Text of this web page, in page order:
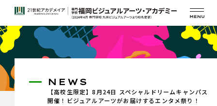
【高校生限定】8月24日 スペシャルドリームキャンパス
開催！ビジュアルアーツがお届けするエンタメ祭り！
NEWS